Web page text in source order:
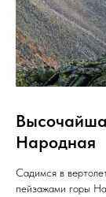
Народная
Садимся в
пейзажами горы